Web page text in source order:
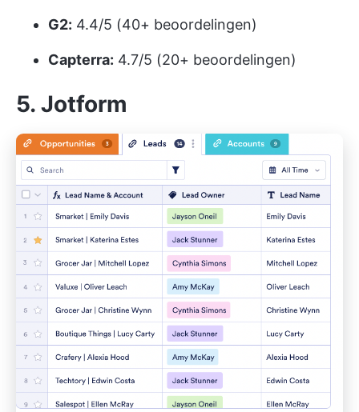
G2: 4.4/5 (40+ beoordelingen)
Capterra: 4.7/5 (20+ beoordelingen)
5. Jotform